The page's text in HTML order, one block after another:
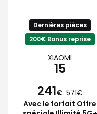
Dernières pièces
200€ Bonus reprise
XIAOMI
15
241€ 571
Avec le forfait Offre